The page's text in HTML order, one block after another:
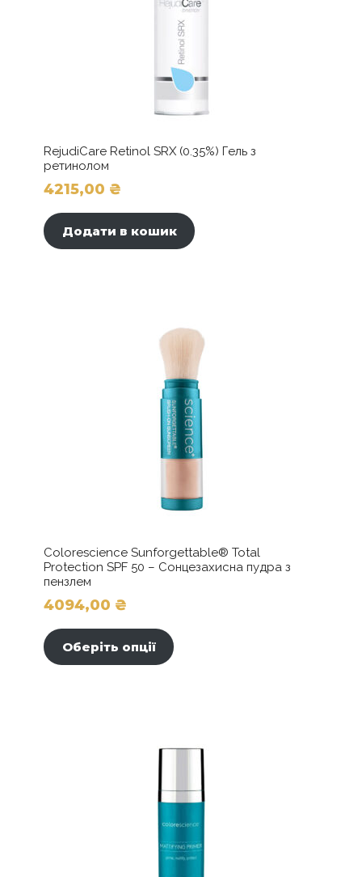
RejudiCare Retinol SRX (0.35%) Гель з
ретинолом
4215,00 ₴
Додати в кошик
Colorescience Sunforgettable® Total
Protection SPF 50 – Сонцезахисна пудра з
пензлем
4094,00 ₴
Оберіть опції
вибрати
сторінці
товару